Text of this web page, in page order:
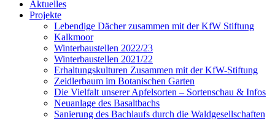
Aktuelles
Projekte
Lebendige Dächer zusammen mit der KfW Stiftung
Kalkmoor
Winterbaustellen 2022/23
Winterbaustellen 2021/22
Erhaltungskulturen Zusammen mit der KfW-Stiftung
Zeidlerbaum im Botanischen Garten
Die Vielfalt unserer Apfelsorten – Sortenschau & Infos
Neuanlage des Basaltbachs
Sanierung des Bachlaufs durch die Waldgesellschaften